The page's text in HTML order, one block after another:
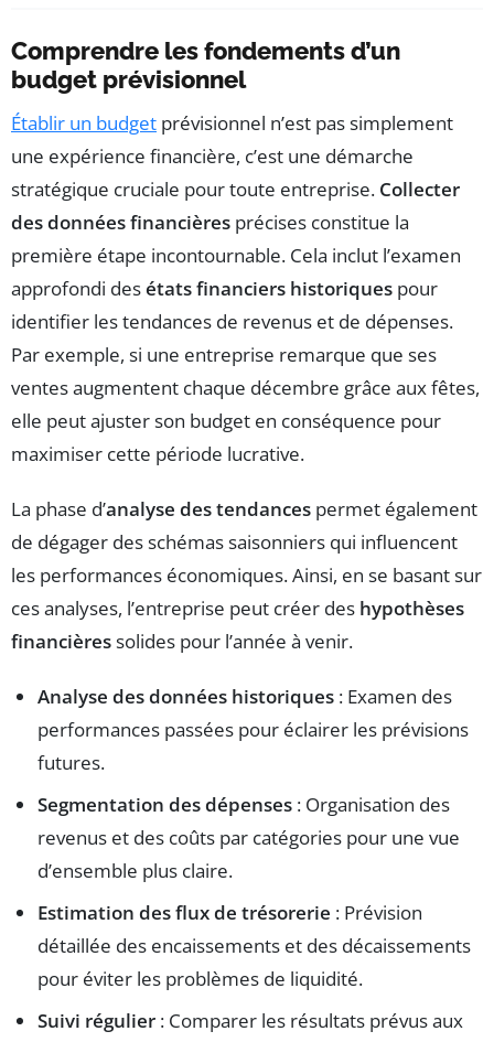
Comprendre les fondements d’un
budget prévisionnel
Établir un budget prévisionnel n’est pas simplement
une expérience financière, c’est une démarche
stratégique cruciale pour toute entreprise. Collecter
des données financières précises constitue la
première étape incontournable. Cela inclut l’examen
approfondi desétats financiers historiques pour
identifier les tendances de revenus et de dépenses.
Par exemple, si une entreprise remarque que ses
ventes augmentent chaque décembre grâce aux fêtes,
elle peut ajuster son budget en conséquence pour
maximiser cette période lucrative.
La phase d’analyse des tendances permet également
de dégager des schémas saisonniers qui influencent
les performances économiques. Ainsi, en se basant sur
ces analyses, l’entreprise peut créer des hypothèses
financièressolides pour l’année à venir.
Analyse des données historiques : Examen des
performances passées pour éclairer les prévisions
futures.
Segmentation des dépenses : Organisation des
revenus et des coûts par catégories pour une vue
d’ensemble plus claire.
Estimation des flux de trésorerie : Prévision
détaillée des encaissements et des décaissements
pour éviter les problèmes de liquidité.
Suivi régulier : Comparer les résultats prévus aux